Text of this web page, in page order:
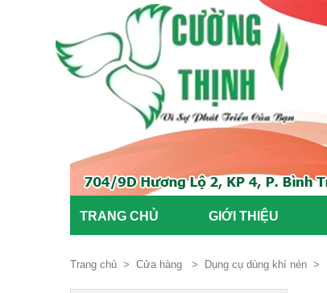
TRANG CHỦ GIỚI THIỆU
Trang chủ > Cửa hàng > Dụng cụ dùng khí nén >